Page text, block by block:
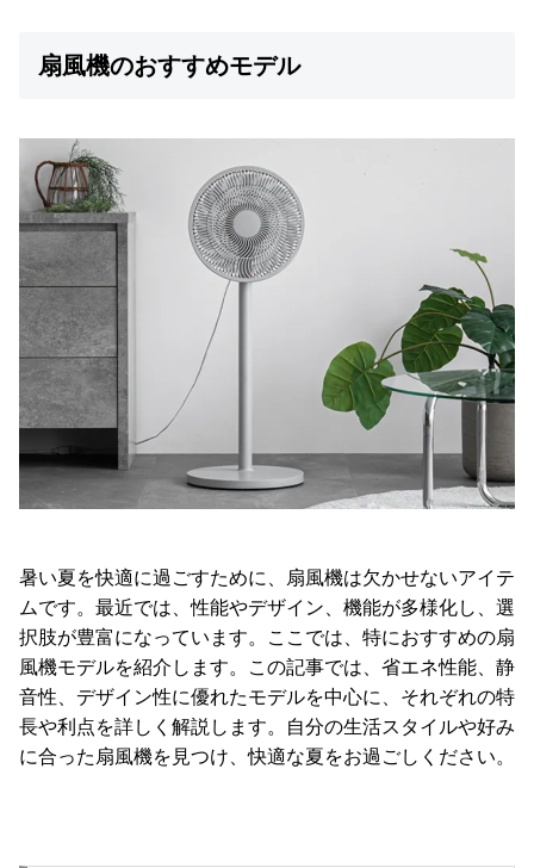
扇風機のおすすめモデル
暑い夏を快適に過ごすために、扇風機は欠かせないアイテ
ムです。最近では、性能やデザイン、機能が多様化し、選
択肢が豊富になっています。ここでは、特におすすめの扇
風機モデルを紹介します。この記事では、省エネ性能、静
音性、デザイン性に優れたモデルを中心に、それぞれの特
長や利点を詳しく解説します。自分の生活スタイルや好み
に合った扇風機を見つけ、快適な夏をお過ごしください。